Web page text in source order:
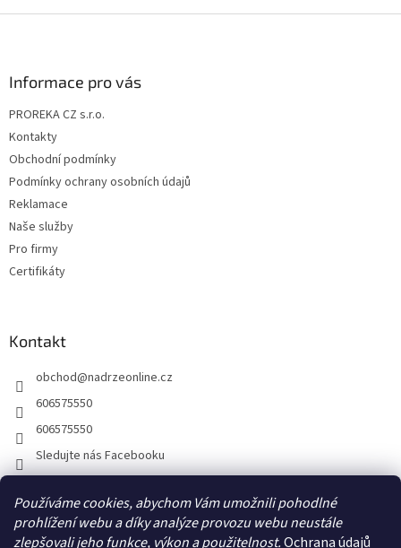
Používáme cookies, abychom Vám umožnili pohodlné
prohlížení webu a díky analýze provozu webu neustále
zlepšovali jeho funkce, výkon a použitelnost.Ochrana údajů
Informace pro vás
PROREKA CZ s.r.o.
Kontakty
Obchodní podmínky
Podmínky ochrany osobních údajů
Reklamace
Naše služby
Pro firmy
Certifikáty
Kontakt
obchod@nadrzeonline.cz
606575550
606575550
Sledujte nás Facebooku